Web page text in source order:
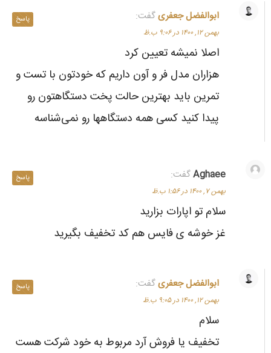
ابوالفضل جعفریگفت:
بهمن ۱۲, ۱۴۰۰ در ۹:۰۶ ب.ظ
اصلا نمیشه تعیین کرد
هزاران مدل فر و آون داریم که خودتون با تست و
تمرین باید بهترین حالت پخت دستگاهتون رو
پیدا کنید کسی همه دستگاهها رو نمی‌شناسه
پاسخ
Aghaeeگفت:
بهمن ۷, ۱۴۰۰ در ۱:۵۶ ب.ظ
سلام تو اپارات بزارید
غز خوشه ی فایس هم کد تخفیف بگیرید
پاسخ
ابوالفضل جعفریگفت:
بهمن ۱۲, ۱۴۰۰ در ۹:۰۵ ب.ظ
سلام
تخفیف یا فروش آرد مربوط به خود شرکت هست
پاسخ